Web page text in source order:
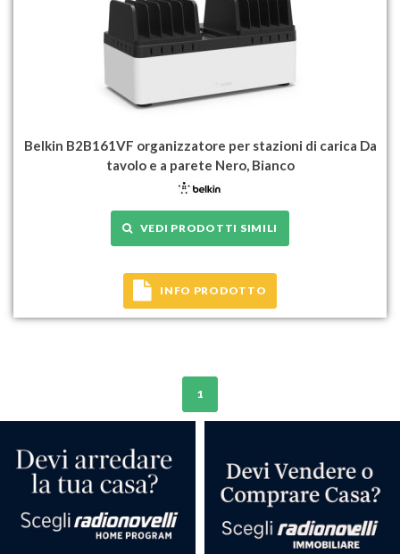
Belkin B2B161VF organizzatore per stazioni di carica Da
tavolo e a parete Nero, Bianco
VEDI PRODOTTI SIMILI
INFO PRODOTTO
1